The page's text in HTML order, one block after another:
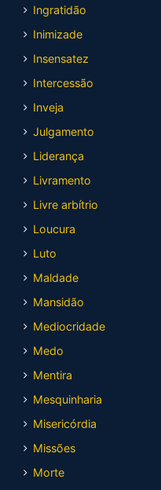
Ingratidão
Inimizade
Insensatez
Intercessão
Inveja
Julgamento
Liderança
Livramento
Livre arbítrio
Loucura
Luto
Maldade
Mansidão
Mediocridade
Medo
Mentira
Mesquinharia
Misericórdia
Missões
Morte